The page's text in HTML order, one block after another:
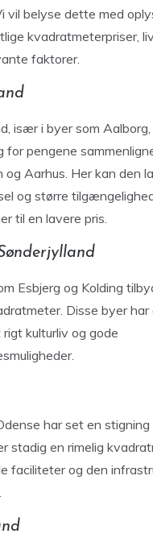
vil belyse dette med
kvadratmeterpriser,
faktorer.
især i byer som
for pengene
og Aarhus. Her kan den
og større
til en lavere pris.
Esbjerg og Kolding
Disse byer har
kulturliv og gode
har set en stigning
stadig en rimelig
faciliteter og den